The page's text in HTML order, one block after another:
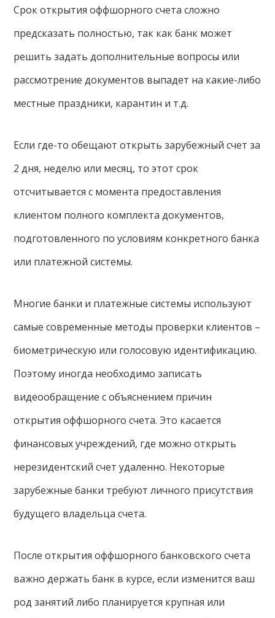
Срок открытия оффшорного счета сложно
предсказать полностью, так как банк может
решить задать дополнительные вопросы или
рассмотрение документов выпадет на какие-либо
местные праздники, карантин и т.д.
Если где-то обещают открыть зарубежный счет за
2 дня, неделю или месяц, то этот срок
отсчитывается с момента предоставления
клиентом полного комплекта документов,
подготовленного по условиям конкретного банка
или платежной системы.
Многие банки и платежные системы используют
самые современные методы проверки клиентов –
биометрическую или голосовую идентификацию.
Поэтому иногда необходимо записать
видеообращение с объяснением причин
открытия оффшорного счета. Это касается
финансовых учреждений, где можно открыть
нерезидентский счет удаленно. Некоторые
зарубежные банки требуют личного присутствия
будущего владельца счета.
После открытия оффшорного банковского счета
важно держать банк в курсе, если изменится ваш
род занятий либо планируется крупная или